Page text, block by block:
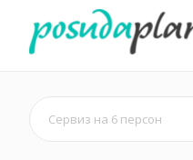
Сервиз на 6 персон